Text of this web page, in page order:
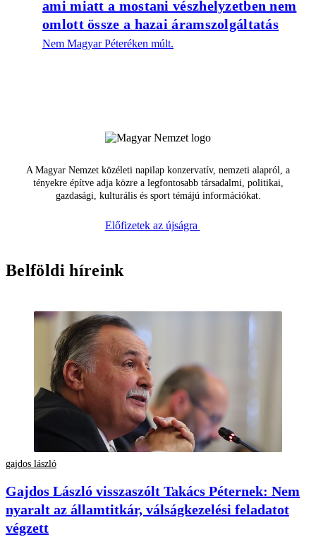
ami miatt a mostani vészhelyzetben nem
omlott össze a hazai áramszolgáltatás
Nem Magyar Péteréken múlt.
A Magyar Nemzet közéleti napilap konzervatív, nemzeti alapról, a
tényekre építve adja közre a legfontosabb társadalmi, politikai,
gazdasági, kulturális és sport témájú információkat.
Előfizetek az újságra
Belföldi híreink
gajdos lászló
Gajdos László visszaszólt Takács Péternek: Nem
nyaralt az államtitkár, válságkezelési feladatot
végzett